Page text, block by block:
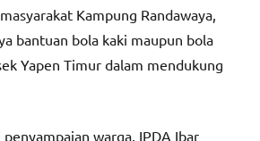
Kampung Randawaya,
bantuan bola kaki maupun bola
Yapen Timur dalam mendukung
warga, IPDA Ibar